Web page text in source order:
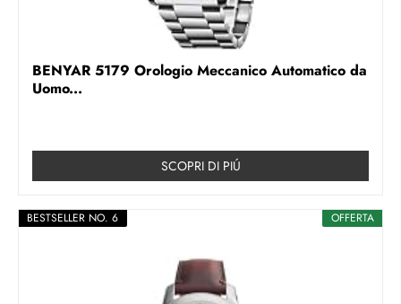
BENYAR 5179 Orologio Meccanico Automatico da
Uomo...
SCOPRI DI PIÚ
OFFERTA
BESTSELLER NO. 6